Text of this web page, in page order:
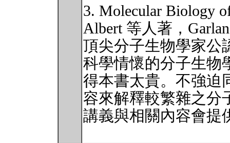
3. Molecular Biology
Albert 等人著，
頂尖分子生物學家公
科學情懷的分子生物
得本書太貴。不強迫
容來解釋較繁雜之分
講義與相關內容會提